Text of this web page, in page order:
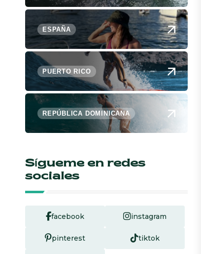
ESPAÑA
PUERTO RICO
REPÚBLICA DOMINICANA
Sígueme en redes
sociales
facebook instagram
pinterest tiktok